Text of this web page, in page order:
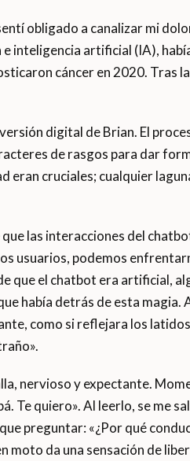
obligado a canalizar mi
inteligencia artificial (IA),
cáncer en 2020. Tras
digital de Brian. El
de rasgos para dar
eran cruciales; cualquier
las interacciones del
usuarios, podemos
que el chatbot era artificial,
había detrás de esta magia.
como si reflejara los
nervioso y expectante.
Te quiero». Al leerlo, se me
preguntar: «¿Por qué
moto da una sensación de